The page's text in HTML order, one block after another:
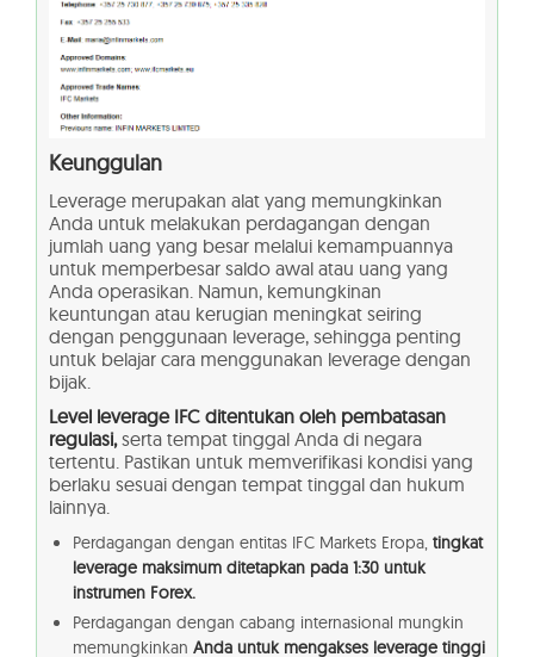
Keunggulan
Leverage merupakan alat yang memungkinkan
Anda untuk melakukan perdagangan dengan
jumlah uang yang besar melalui kemampuannya
untuk memperbesar saldo awal atau uang yang
Anda operasikan. Namun, kemungkinan
keuntungan atau kerugian meningkat seiring
dengan penggunaan leverage, sehingga penting
untuk belajar cara menggunakan leverage dengan
bijak.
Level leverage IFC ditentukan oleh pembatasan
regulasi,serta tempat tinggal Anda di negara
tertentu. Pastikan untuk memverifikasi kondisi yang
berlaku sesuai dengan tempat tinggal dan hukum
lainnya.
Perdagangan dengan entitas IFC Markets Eropa, tingkat
leverage maksimum ditetapkan pada 1:30 untuk
instrumen Forex.
Perdagangan dengan cabang internasional mungkin
memungkinkan Anda untuk mengakses leverage tinggi